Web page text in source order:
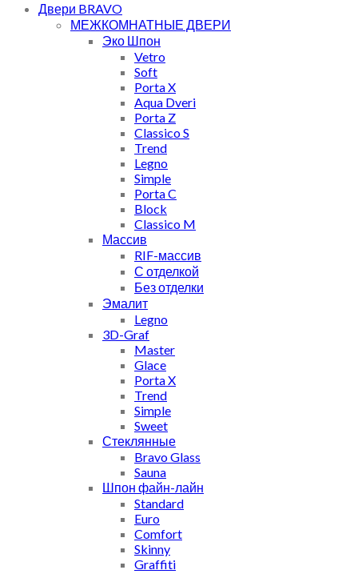
Двери BRAVO
МЕЖКОМНАТНЫЕ ДВЕРИ
Эко Шпон
Vetro
Soft
Porta X
Aqua Dveri
Porta Z
Classico S
Trend
Legno
Simple
Porta C
Block
Classico M
Массив
RIF-массив
С отделкой
Без отделки
Эмалит
Legno
3D-Graf
Master
Glace
Porta X
Trend
Simple
Sweet
Стеклянные
Bravo Glass
Sauna
Шпон файн-лайн
Standard
Euro
Comfort
Skinny
Graffiti